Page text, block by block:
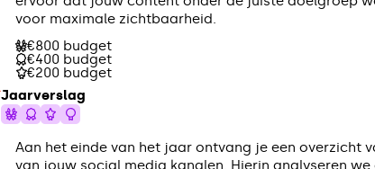
voor maximale zichtbaarheid.
€800 budget
€400 budget
€200 budget
Jaarverslag
Aan het einde van het jaar ontvang je een overzicht
van jouw social media kanalen. Hierin analyseren